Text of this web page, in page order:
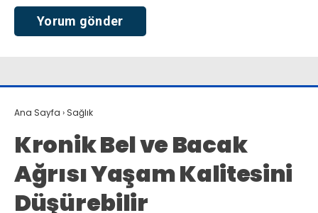
Ana Sayfa › Sağlık
Kronik Bel ve Bacak
Ağrısı Yaşam Kalitesini
Düşürebilir